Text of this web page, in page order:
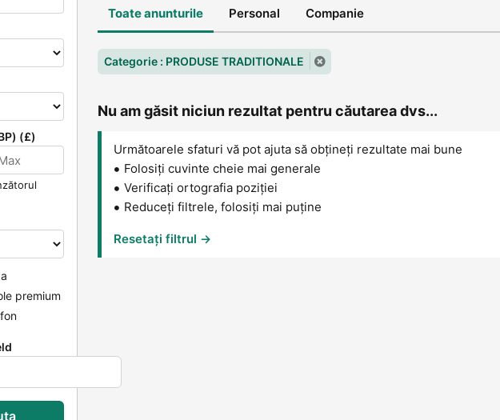
(£)
premium
Toate anunturile Personal Companie
Categorie : PRODUSE TRADITIONALE
Nu am găsit niciun rezultat pentru căutarea dvs...
Următoarele sfaturi vă pot ajuta să obțineți rezultate mai bune
Folosiți cuvinte cheie mai generale
Verificați ortografia poziției
Reduceți filtrele, folosiți mai puține
Resetați filtrul →